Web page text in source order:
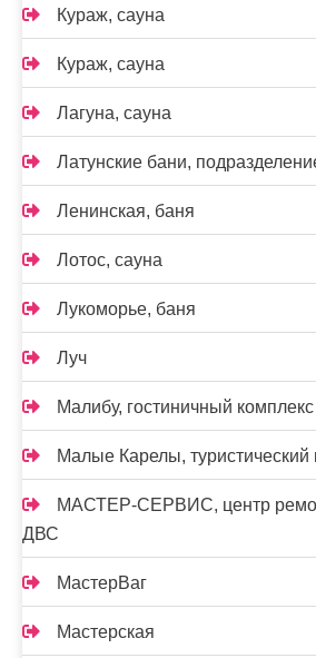
Кураж, сауна
Кураж, сауна
Лагуна, сауна
Латунские бани,
Ленинская, баня
Лотос, сауна
Лукоморье, баня
Луч
Малибу, гостиничный комплекс
Малые Карелы, туристический
МАСТЕР-СЕРВИС, центр
ДВС
МастерВаг
Мастерская